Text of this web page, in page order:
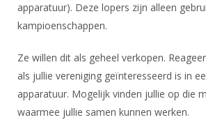
Evenement
Gebruiksvoorwaarden
Handleiding
Ledencijfers
Sponsors en Partners
Organisatie
Bestuur
Lichtzwaardschermen
Wedstrijdsport
Ranglijsten
Inschrijven
DBT
FBT
SBT
Spreekbeurtpakket
Ouders en vereniging
Jeugdkampen
Brassardsysteem
Voor coaches en leraren
Forums
Zoek Vereniging
NK organiseren
apparatuur). Deze lopers zijn alleen
kampioenschappen.
Ze willen dit als geheel verkopen.
als jullie vereniging geïnteresseerd is in
apparatuur. Mogelijk vinden jullie op die
waarmee jullie samen kunnen werken.